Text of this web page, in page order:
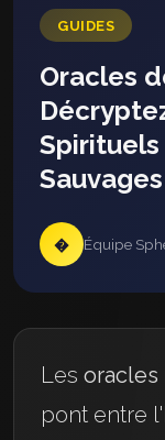
GUIDES
Oracles
Sauvages
� Équipe
Les oracles
pont entre